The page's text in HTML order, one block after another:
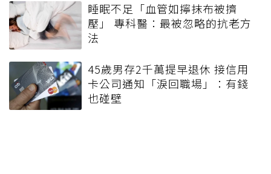
睡眠不足「血管如擰抹布被擠
壓」 專科醫：最被忽略的抗老方
法
45歲男存2千萬提早退休 接信用
卡公司通知「淚回職場」：有錢
也碰壁